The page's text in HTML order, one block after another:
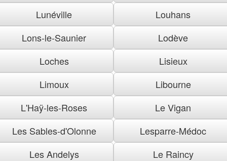
Lunéville
Louhans
Lons-le-Saunier
Lodève
Loches
Lisieux
Limoux
Libourne
L'Haÿ-les-Roses
Le Vigan
Les Sables-d'Olonne
Lesparre-Médoc
Les Andelys
Le Raincy